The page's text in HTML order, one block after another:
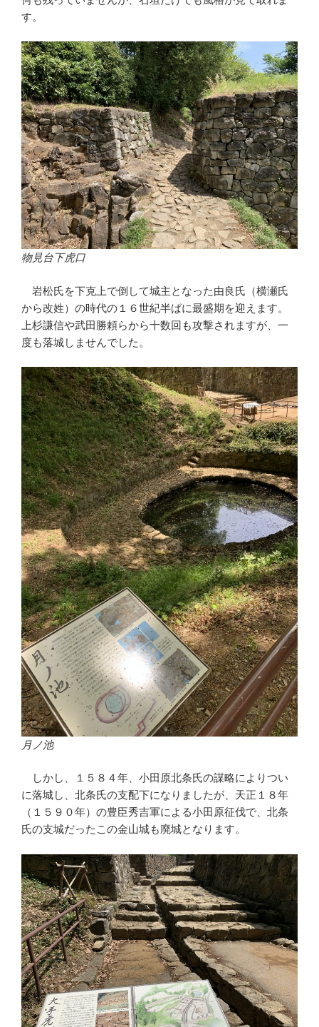
す。
物見台下虎口
岩松氏を下克上で倒して城主となった由良氏（横瀬氏
から改姓）の時代の１６世紀半ばに最盛期を迎えます。
上杉謙信や武田勝頼らから十数回も攻撃されますが、一
度も落城しませんでした。
月ノ池
しかし、１５８４年、小田原北条氏の謀略によりつい
に落城し、北条氏の支配下になりましたが、天正１８年
（１５９０年）の豊臣秀吉軍による小田原征伐で、北条
氏の支城だったこの金山城も廃城となります。